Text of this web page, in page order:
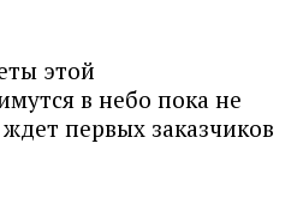
этой
в небо пока не
первых заказчиков